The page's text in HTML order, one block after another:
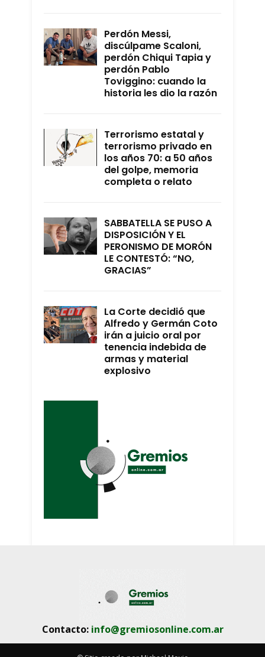
Perdón Messi,
discúlpame Scaloni,
perdón Chiqui Tapia y
perdón Pablo
Toviggino: cuando la
historia les dio la razón
Terrorismo estatal y
terrorismo privado en
los años 70: a 50 años
del golpe, memoria
completa o relato
SABBATELLA SE PUSO A
DISPOSICIÓN Y EL
PERONISMO DE MORÓN
LE CONTESTÓ: “NO,
GRACIAS”
La Corte decidió que
Alfredo y Germán Coto
irán a juicio oral por
tenencia indebida de
armas y material
explosivo
Contacto: info@gremiosonline.com.ar